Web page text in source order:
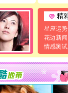
精
星座运势
花边新闻
情感测试